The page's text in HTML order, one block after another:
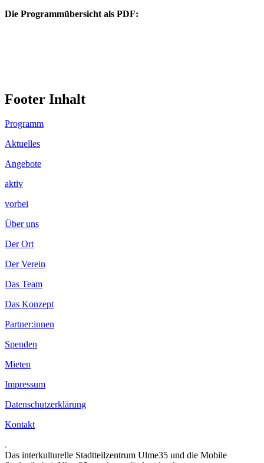
Die Programmübersicht als PDF:
Footer Inhalt
Programm
Aktuelles
Angebote
aktiv
vorbei
Über uns
Der Ort
Der Verein
Das Team
Das Konzept
Partner:innen
Spenden
Mieten
Impressum
Datenschutzerklärung
Kontakt
.
Das interkulturelle Stadtteilzentrum Ulme35 und die Mobile